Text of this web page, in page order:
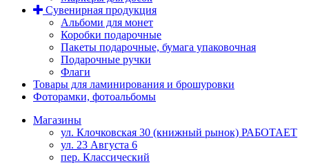
Сувенирная продукция
Альбоми для монет
Коробки подарочные
Пакеты подарочные, бумага упаковочная
Подарочные ручки
Флаги
Товары для ламинирования и брошуровки
Фоторамки, фотоальбомы
Магазины
ул. Клочковская 30 (книжный рынок) РАБОТАЕТ
ул. 23 Августа 6
пер. Классический